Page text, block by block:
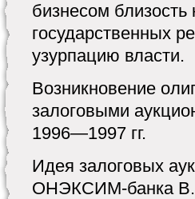
бизнесом
государственных
узурпацию власти.
Возникновение
залоговыми
1996—1997 гг.
Идея залоговых
ОНЭКСИМ-банка В.